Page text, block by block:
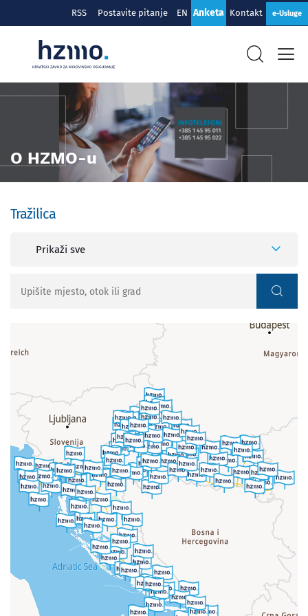
RSS Postavite pitanje EN Anketa Kontakt e-Usluge
O HZMO-u
Tražilica
Prikaži sve